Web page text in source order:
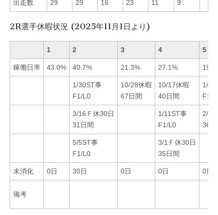
出走数 29 29 16 23 11 9
2R選手休暇状況 (2025年11月1日より)
1 2 3 4 5
稼働日率 43.0% 40.7% 21.3% 27.1%
1/30ST事
F1/L0
10/28休暇
67日間
10/17休暇
40日間
1/
F1/
3/16Ｆ休30日
31日間
1/11ST事
F1/L0
2/4
36
5/5ST事
F1/L0
3/1Ｆ休30日
35日間
未消化 0日 30日 0日 0日 0日
備考